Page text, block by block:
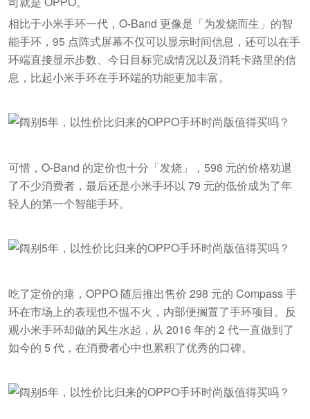
相比于小米手环一代，O-Band 更像是「为发烧而生」的智
能手环，95 点阵式屏幕不仅可以显示时间信息，还可以在手
环端直接显示步数、今日目标完成情况以及消耗卡路里的信
息，比起小米手环在手环端的功能更加丰富。
可惜，O-Band 的定价也十分「发烧」，598 元的价格劝退
了不少消费者，最后还是小米手环以 79 元的低价成为了年
轻人的第一个智能手环。
吃了定价的瘪，OPPO 随后推出售价 298 元的 Compass 手
环在市场上的表现也不愠不火，内部便搁置了手环项目。反
观小米手环却做的风生水起，从 2016 年的 2 代一直做到了
如今的 5 代，在消费者心中也累积了优秀的口碑。